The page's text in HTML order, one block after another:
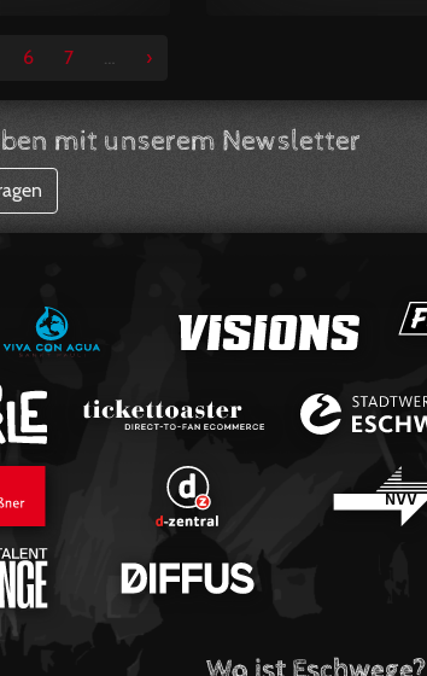
6 7 … ›
mit unserem Newsletter